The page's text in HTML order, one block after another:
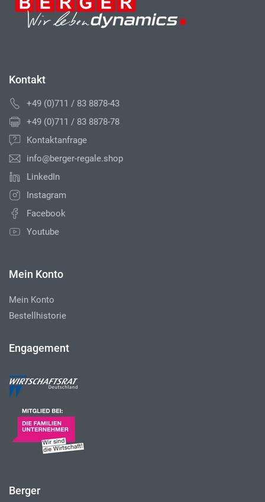
Kontakt
+49 (0)711 / 83 8878-43
+49 (0)711 / 83 8878-78
Kontaktanfrage
info@berger-regale.shop
LinkedIn
Instagram
Facebook
Youtube
Mein Konto
Mein Konto
Bestellhistorie
Engagement
Berger